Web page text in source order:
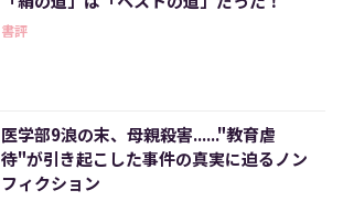
書評
医学部9浪の末、母親殺害......"教育虐
待"が引き起こした事件の真実に迫るノン
フィクション